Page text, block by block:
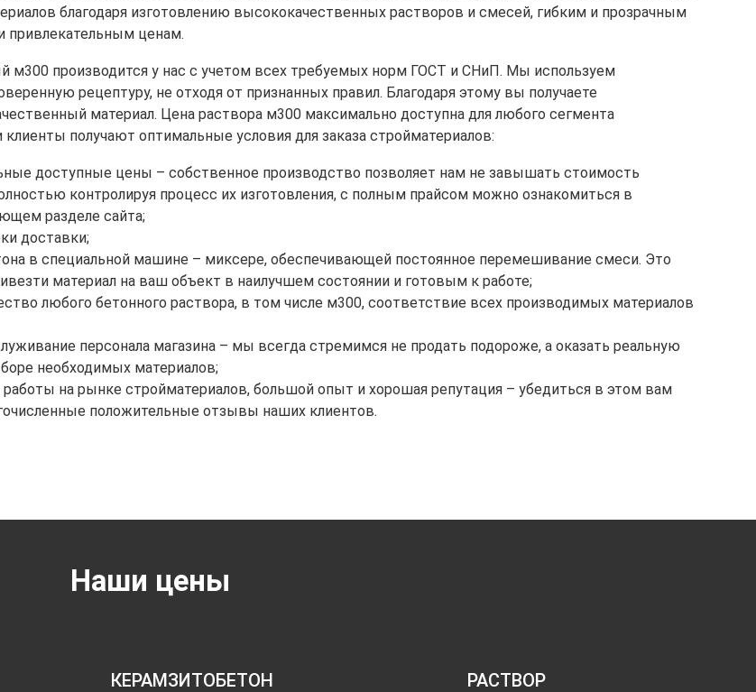
благодаря изготовлению высококачественных растворов и смесей, гибким и прозрачным
привлекательным ценам.
м300 производится у нас с учетом всех требуемых норм ГОСТ и СНиП. Мы используем
рецептуру, не отходя от признанных правил. Благодаря этому вы получаете
материал. Цена раствора м300 максимально доступна для любого сегмента
клиенты получают оптимальные условия для заказа стройматериалов:
доступные цены – собственное производство позволяет нам не завышать стоимость
контролируя процесс их изготовления, с полным прайсом можно ознакомиться в
разделе сайта;
доставки;
в специальной машине – миксере, обеспечивающей постоянное перемешивание смеси. Это
материал на ваш объект в наилучшем состоянии и готовым к работе;
любого бетонного раствора, в том числе м300, соответствие всех производимых материалов
персонала магазина – мы всегда стремимся не продать подороже, а оказать реальную
необходимых материалов;
работы на рынке стройматериалов, большой опыт и хорошая репутация – убедиться в этом вам
положительные отзывы наших клиентов.
Наши цены
КЕРАМЗИТОБЕТОН РАСТВОР